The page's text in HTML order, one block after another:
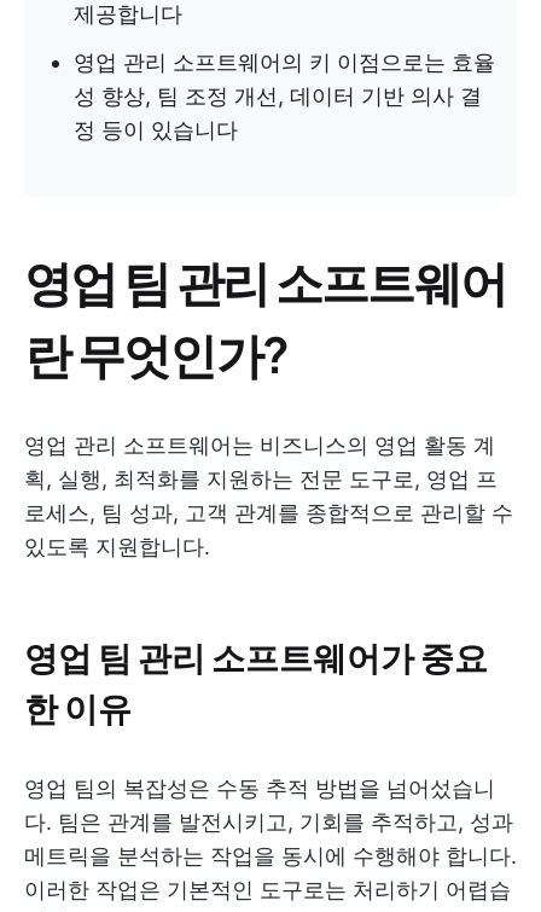
제공합니다
영업 관리 소프트웨어의 키 이점으로는 효율
성 향상, 팀 조정 개선, 데이터 기반 의사 결
정 등이 있습니다
영업 팀 관리 소프트웨어
란 무엇인가?
영업 관리 소프트웨어는 비즈니스의 영업 활동 계
획, 실행, 최적화를 지원하는 전문 도구로, 영업 프
로세스, 팀 성과, 고객 관계를 종합적으로 관리할 수
있도록 지원합니다.
영업 팀 관리 소프트웨어가 중요
한 이유
영업 팀의 복잡성은 수동 추적 방법을 넘어섰습니
다. 팀은 관계를 발전시키고, 기회를 추적하고, 성과
메트릭을 분석하는 작업을 동시에 수행해야 합니다.
이러한 작업은 기본적인 도구로는 처리하기 어렵습